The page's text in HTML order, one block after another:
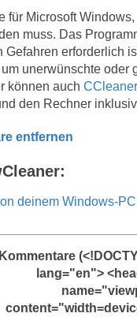
für Microsoft
muss. Das
Gefahren erforderlich
um unerwünschte oder
können auch CCleaner
den Rechner
entfernen
deinem Windows-PC
Kommentare
lang="en">